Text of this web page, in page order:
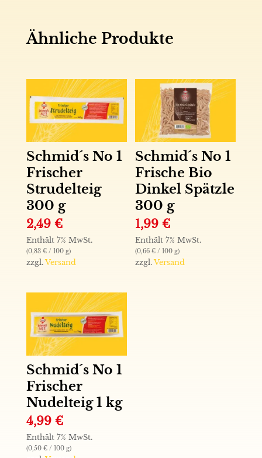
Ähnliche Produkte
Schmid´s No 1
Frischer
Strudelteig
300 g
2,49 €
Enthält 7% MwSt.
(0,83 €/ 100 g)
zzgl.Versand
Schmid´s No 1
Frische Bio
Dinkel Spätzle
300 g
1,99€
Enthält 7% MwSt.
(0,66€ / 100 g)
zzgl.Versand
Schmid´s No 1
Frischer
Nudelteig 1 kg
4,99 €
Enthält 7% MwSt.
(0,50 €/ 100 g)